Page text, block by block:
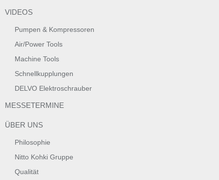
VIDEOS
Pumpen & Kompressoren
Air/Power Tools
Machine Tools
Schnellkupplungen
DELVO Elektroschrauber
MESSETERMINE
ÜBER UNS
Philosophie
Nitto Kohki Gruppe
Qualität